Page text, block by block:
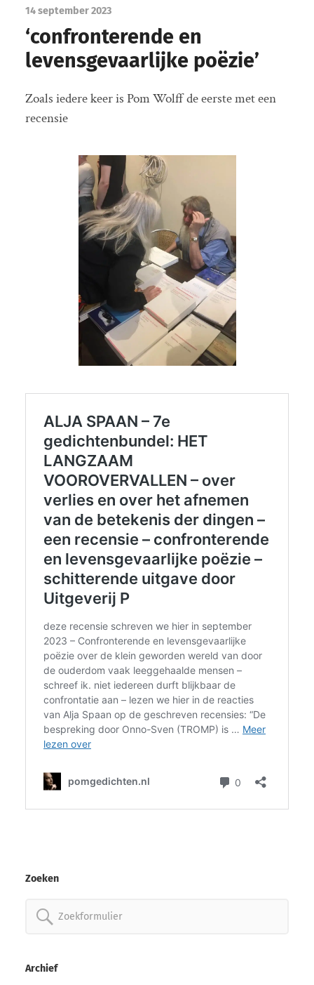
14 september 2023
‘confronterende en
levensgevaarlijke poëzie’
Zoals iedere keer is Pom Wolff de eerste met een
recensie
Zoeken
Zoeken
Archief